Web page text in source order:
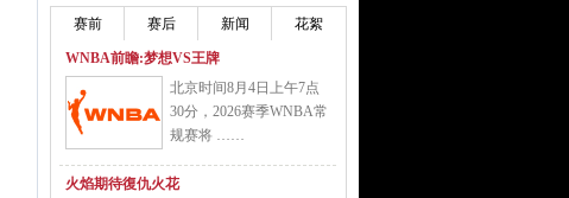
赛前 赛后 新闻 花絮
WNBA前瞻:梦想VS王牌
北京时间8月4日上午7点
30分，2026赛季WNBA常
规赛将 ……
火焰期待復仇火花